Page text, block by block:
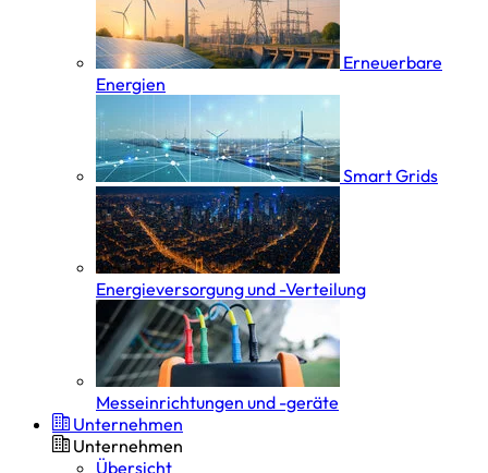
Erneuerbare
Energien
Smart Grids
Energieversorgung und -Verteilung
Messeinrichtungen und -geräte
Unternehmen
Unternehmen
Übersicht